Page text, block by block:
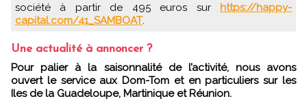
société à partir de 495 euros sur https://happy-
capital.com/41_SAMBOAT.
Une actualité à annoncer ?
Pour palier à la saisonnalité de l’activité, nous avons
ouvert le service aux Dom-Tom et en particuliers sur les
Iles de la Guadeloupe, Martinique et Réunion.